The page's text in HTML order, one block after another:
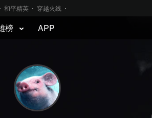
和平精英 穿越火线
榜 APP